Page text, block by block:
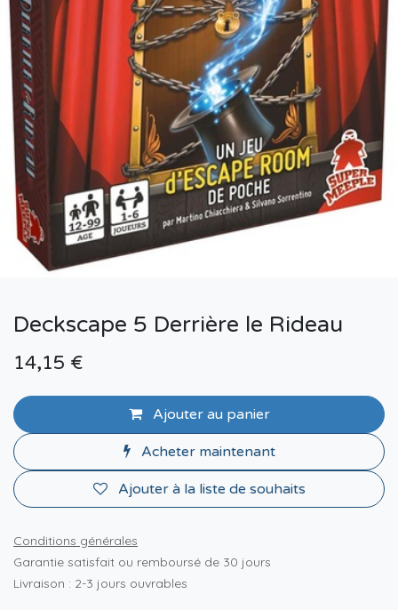
Deckscape 5 Derrière le Rideau
14,15 €
Ajouter au panier
Acheter maintenant
Ajouter à la liste de souhaits
Conditions générales
Garantie satisfait ou remboursé de 30 jours
Livraison : 2-3 jours ouvrables